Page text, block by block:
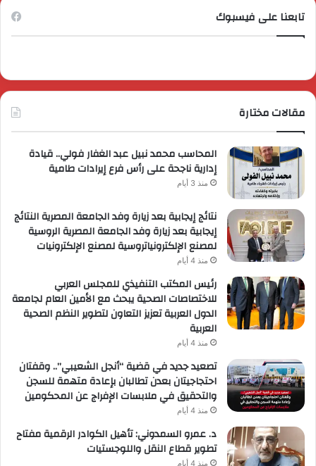
تابعنا على فيسبوك
مقالات مختارة
المحاسب محمد نبيل عبد الغفار فولي.. قيادة
إدارية ناجحة على رأس فرع إيرادات طامية
منذ 3 أيام
نتائج إيجابية بعد زيارة وفد الجامعة المصرية النتائج
إيجابية بعد زيارة وفد الجامعة المصرية الروسية
لمصنع الإلكترونياتروسية لمصنع الإلكترونيات
منذ 4 أيام
رئيس المكتب التنفيذي للمجلس العربي
للاختصاصات الصحية يبحث مع الأمين العام لجامعة
الدول العربية تعزيز التعاون لتطوير النظم الصحية
العربية
منذ 4 أيام
تصعيد جديد في قضية “أنجل الشعيبي”.. وقفتان
احتجاجيتان بعدن تطالبان بإعادة متهمة للسجن
والتحقيق في ملابسات الإفراج عن المحكومين
منذ 4 أيام
د. عمرو السمدوني: تأهيل الكوادر الرقمية مفتاح
تطوير قطاع النقل واللوجستيات
منذ 4 أيام